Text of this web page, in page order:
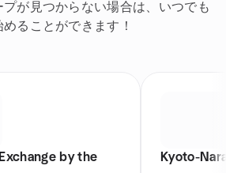
が見つからない場合は、いつでも
ることができます！
by the
Kyoto-